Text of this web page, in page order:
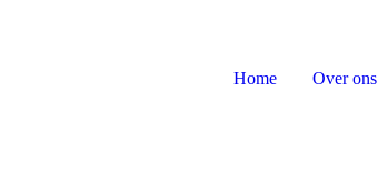
Home Over ons